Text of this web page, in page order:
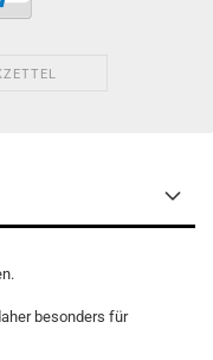
besonders für